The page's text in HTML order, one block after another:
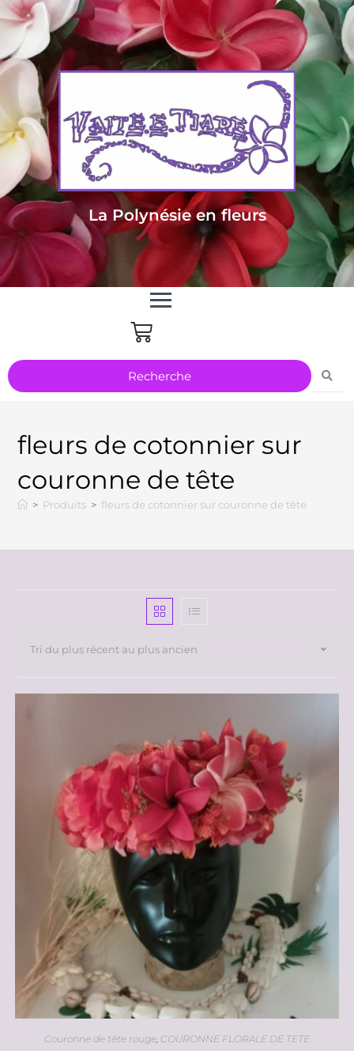
Livraison sous 24/48h en Métropole - Frais de livraison offert dès 85
euros d'achat en Métropole, dès 150 euros pour le reste du monde
La Polynésie en fleurs
fleurs de cotonnier sur
couronne de tête
> Produits > fleurs de cotonnier sur couronne de tête
Tri du plus récent au plus ancien
Couronne de tête rouge COURONNE FLORALE DE TETE